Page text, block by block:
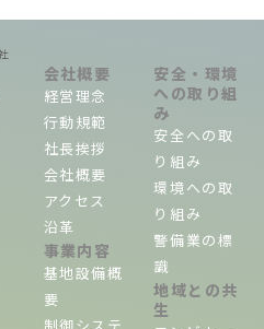
会社概要
経営理念
行動規範
社長挨拶
会社概要
アクセス
沿革
事業内容
基地設備概
要
安全・環境
への取り組
み
安全への取
り組み
環境への取
り組み
警備業の標
識
地域との共
生